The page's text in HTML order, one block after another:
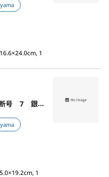
1
雑誌『新版画』第4号 都市田園診断号 7 銀座に雨が降る
1